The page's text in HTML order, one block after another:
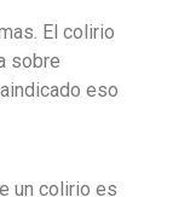
El colirio
sobre
eso
un colirio es